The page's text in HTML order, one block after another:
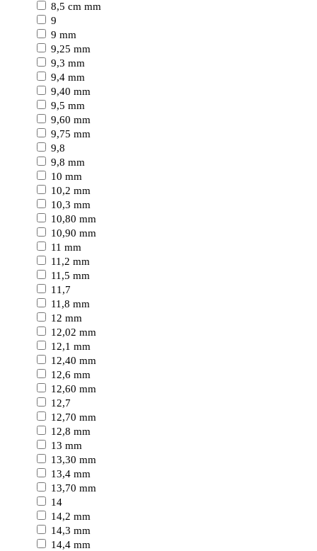
8,5 cm mm
9
9 mm
9,25 mm
9,3 mm
9,4 mm
9,40 mm
9,5 mm
9,60 mm
9,75 mm
9,8
9,8 mm
10 mm
10,2 mm
10,3 mm
10,80 mm
10,90 mm
11 mm
11,2 mm
11,5 mm
11,7
11,8 mm
12 mm
12,02 mm
12,1 mm
12,40 mm
12,6 mm
12,60 mm
12,7
12,70 mm
12,8 mm
13 mm
13,30 mm
13,4 mm
13,70 mm
14
14,2 mm
14,3 mm
14,4 mm